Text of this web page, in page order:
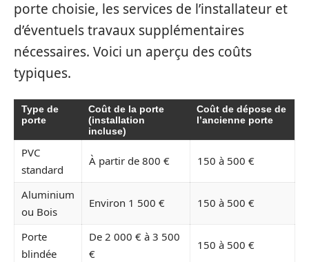
porte choisie, les services de l’installateur et
d’éventuels travaux supplémentaires
nécessaires. Voici un aperçu des coûts
typiques.
Type de
porte
Coût de la porte
(installation
incluse)
Coût de dépose de
l’ancienne porte
PVC
standard
À partir de 800 € 150 à 500 €
Aluminium
ou Bois
Environ 1 500 € 150 à 500 €
Porte
blindée
De 2 000 € à 3 500
€
150 à 500 €